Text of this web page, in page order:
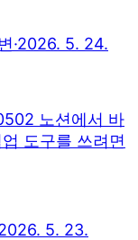
·2026. 5. 24.
노션에서 바
도구를 쓰려면
5. 23.